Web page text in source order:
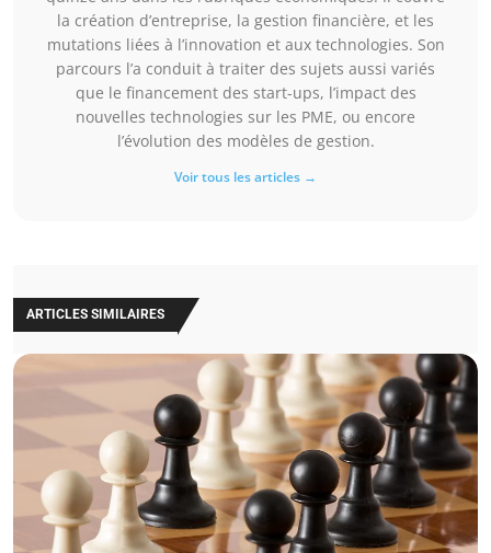
la création d’entreprise, la gestion financière, et les
mutations liées à l’innovation et aux technologies. Son
parcours l’a conduit à traiter des sujets aussi variés
que le financement des start-ups, l’impact des
nouvelles technologies sur les PME, ou encore
l’évolution des modèles de gestion.
Voir tous les articles →
ARTICLES SIMILAIRES